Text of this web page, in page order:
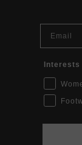
Interests